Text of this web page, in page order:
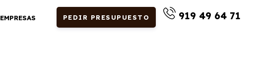
EMPRESAS PEDIR PRESUPUESTO 919 49 64 71